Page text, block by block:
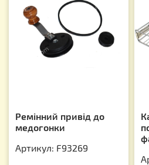
Ремінний привід до
медогонки
Артикул: F93269